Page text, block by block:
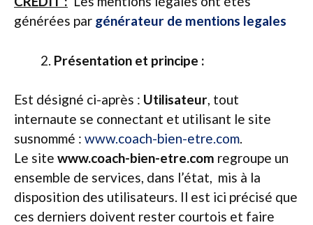
générées par générateur de mentions legales
Présentation et principe :
Est désigné ci-après : Utilisateur, tout
internaute se connectant et utilisant le site
susnommé : www.coach-bien-etre.com.
Le site www.coach-bien-etre.com regroupe un
ensemble de services, dans l’état, mis à la
disposition des utilisateurs. Il est ici précisé que
ces derniers doivent rester courtois et faire